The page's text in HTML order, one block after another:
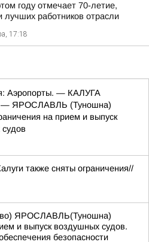
году отмечает 70-летие,
лучших работников отрасли
17:18
Аэропорты. — КАЛУГА
— ЯРОСЛАВЛЬ (Туношна)
на прием и выпуск
также сняты ограничения//
ЯРОСЛАВЛЬ(Туношна)
и выпуск воздушных судов.
безопасности